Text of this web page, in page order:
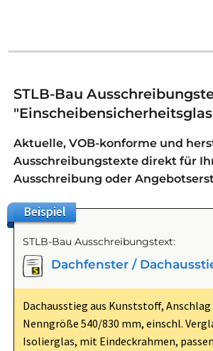
STLB-Bau
Aktuelle, VOB-konforme und
Ausschreibungstexte direkt für
Ausschreibung oder
Beispiel
STLB-Bau Ausschreibungstext:
Dachfenster /
Dachausstieg aus Kunststoff,
Nenngröße 540/830 mm, einschl.
Isolierglas, mit Eindeckrahmen,